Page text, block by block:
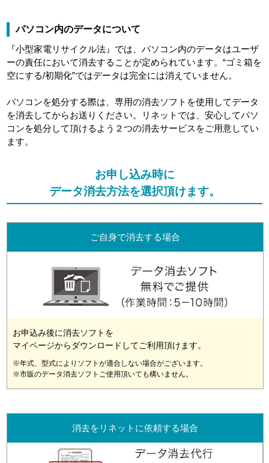
パソコン内のデータについて
『小型家電リサイクル法』では、パソコン内のデータはユーザ
ーの責任において消去することが定められています。“ゴミ箱を
空にする/初期化”ではデータは完全には消えていません。
パソコンを処分する際は、専用の消去ソフトを使用してデータ
を消去してからお送りください。リネットでは、安心してパソ
コンを処分して頂けるよう２つの消去サービスをご用意してい
ます。
お申し込み時に
データ消去方法を選択頂けます。
ご自身で消去する場合
お申込み後に消去ソフトを
マイページからダウンロードしてご利用頂けます。
※年式、型式によりソフトが適合しない場合がございます。
※市販のデータ消去ソフトご使用頂いても構いません。
消去をリネットに依頼する場合